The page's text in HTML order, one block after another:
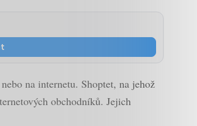
na internetu. Shoptet, na jehož
obchodníků. Jejich